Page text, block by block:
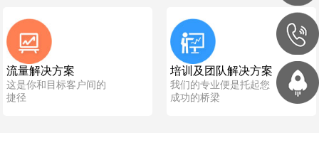
流量解决方案
这是你和目标客户间的
捷径
培训及团队解决方案
我们的专业便是托起您
成功的桥梁